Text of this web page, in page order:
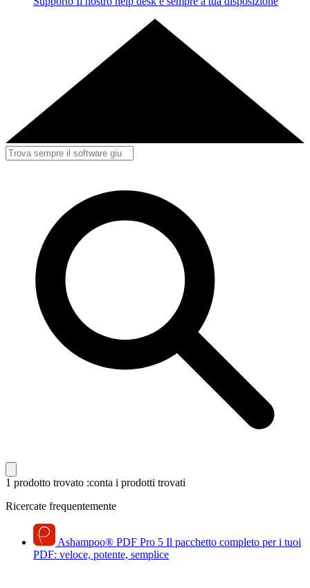
1 prodotto trovato :conta i prodotti trovati
Ricercate frequentemente
Ashampoo® PDF Pro 5 Il pacchetto completo per i tuoi
PDF: veloce, potente, semplice